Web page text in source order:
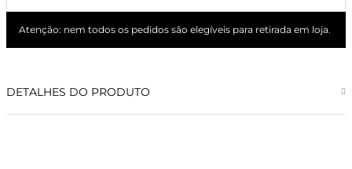
Atenção: nem todos os pedidos são elegíveis para retirada em loja.
DETALHES DO PRODUTO